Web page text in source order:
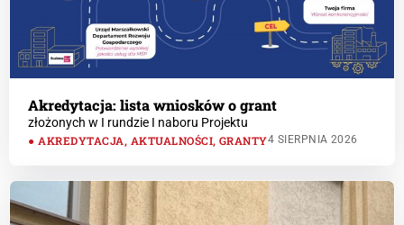
Akredytacja: lista wniosków o grant
złożonych w I rundzie I naboru Projektu
AKREDYTACJA, AKTUALNOŚCI, GRANTY4 SIERPNIA 2026